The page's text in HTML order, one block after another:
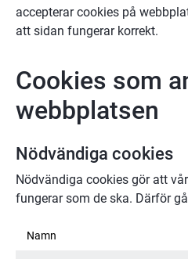
accepterar cookies på
att sidan fungerar korrekt.
Cookies som
webbplatsen
Nödvändiga cookies
Nödvändiga cookies gör att
fungerar som de ska. Därför
Nödvändiga cookies
Namn